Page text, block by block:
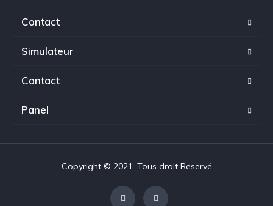
Contact
Simulateur
Contact
Panel
Copyright © 2021. Tous droit Reservé